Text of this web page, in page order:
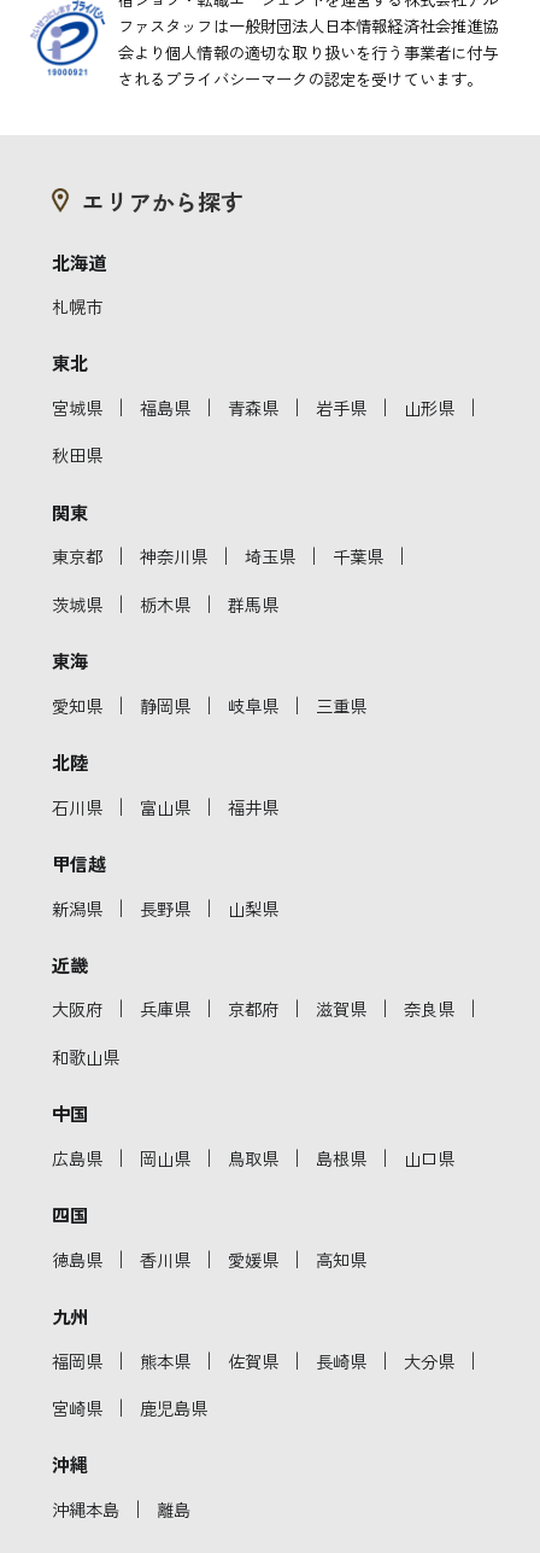
ファスタッフは一般財団法人日本情報経済社会推進協
会より個人情報の適切な取り扱いを行う事業者に付与
されるプライバシーマークの認定を受けています。
エリアから探す
北海道
札幌市
東北
宮城県 ｜ 福島県 ｜ 青森県 ｜ 岩手県 ｜ 山形県 ｜
秋田県
関東
東京都 ｜ 神奈川県 ｜ 埼玉県 ｜ 千葉県 ｜
茨城県 ｜ 栃木県 ｜ 群馬県
東海
愛知県 ｜ 静岡県 ｜ 岐阜県 ｜ 三重県
北陸
石川県 ｜ 富山県 ｜ 福井県
甲信越
新潟県 ｜ 長野県 ｜ 山梨県
近畿
大阪府 ｜ 兵庫県 ｜ 京都府 ｜ 滋賀県 ｜ 奈良県 ｜
和歌山県
中国
広島県 ｜ 岡山県 ｜ 鳥取県 ｜ 島根県 ｜ 山口県
四国
徳島県 ｜ 香川県 ｜ 愛媛県 ｜ 高知県
九州
福岡県 ｜ 熊本県 ｜ 佐賀県 ｜ 長崎県 ｜ 大分県 ｜
宮崎県 ｜ 鹿児島県
沖縄
沖縄本島 ｜ 離島